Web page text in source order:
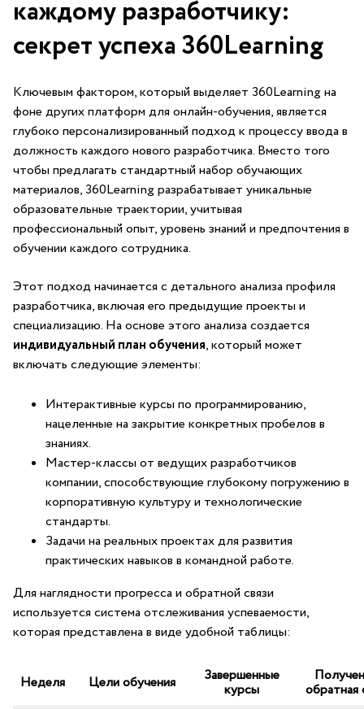
каждому ‍разработчику:
секрет⁢ успеха 360Learning
Ключевым фактором, который⁣ выделяет ‍360Learning на
фоне других платформ для онлайн-обучения, является
глубоко персонализированный ⁢подход к ⁢процессу ввода в
должность каждого нового разработчика. Вместо того
чтобы предлагать стандартный набор обучающих ​
материалов, 360Learning разрабатывает⁣ уникальные
образовательные траектории, учитывая
профессиональный опыт, уровень знаний и предпочтения в
обучении каждого сотрудника.
Этот подход начинается с детального анализа профиля
разработчика, включая его‌ предыдущие проекты и
специализацию. На основе этого анализа создается
индивидуальный план обучения, который⁣ может
включать следующие элементы:
Интерактивные курсы ‍по программированию,
нацеленные⁢ на закрытие конкретных пробелов в
знаниях.
Мастер-классы от ведущих разработчиков
⁢компании, способствующие глубокому погружению в
корпоративную культуру ⁢и технологические
стандарты.
Задачи на реальных проектах для развития
практических навыков в ⁣командной работе.
Для наглядности прогресса ⁤и ⁢обратной связи
используется система отслеживания успеваемости,
⁣которая представлена в виде удобной​ таблицы:
Неделя Цели обучения Завершенные
курсы обратная